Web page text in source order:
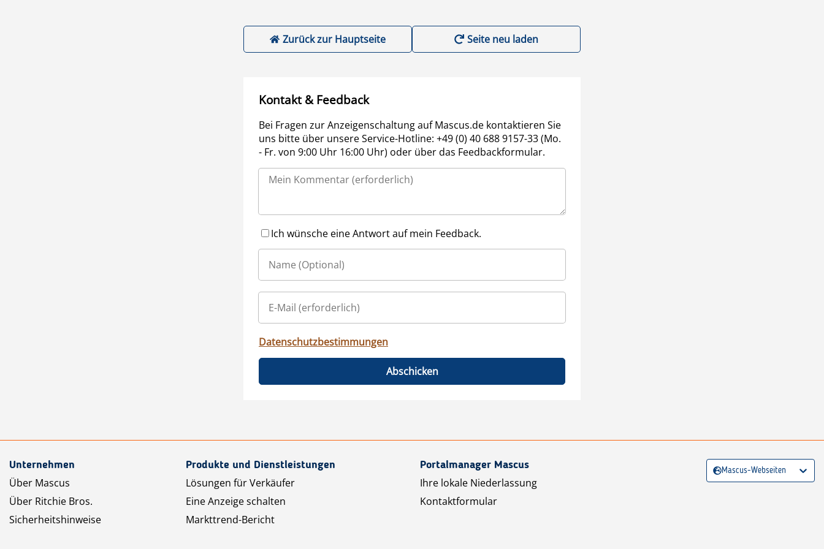
Zurück zur Hauptseite Seite neu laden
Kontakt & Feedback
Bei Fragen zur Anzeigenschaltung auf Mascus.de kontaktieren Sie
uns bitte über unsere Service-Hotline: +49 (0) 40 688 9157-33 (Mo.
- Fr. von 9:00 Uhr 16:00 Uhr) oder über das Feedbackformular.
Ich wünsche eine Antwort auf mein Feedback.
Datenschutzbestimmungen
Abschicken
Unternehmen
Über Mascus
Über Ritchie Bros.
Sicherheitshinweise
Produkte und Dienstleistungen
Lösungen für Verkäufer
Eine Anzeige schalten
Markttrend-Bericht
Portalmanager Mascus
Ihre lokale Niederlassung
Kontaktformular
Mascus-Webseiten